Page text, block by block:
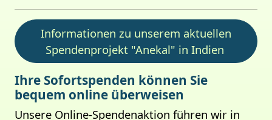
Informationen zu unserem aktuellen
Spendenprojekt "Anekal" in Indien
Ihre Sofortspenden können Sie
bequem online überweisen
Unsere Online-Spendenaktion führen wir in